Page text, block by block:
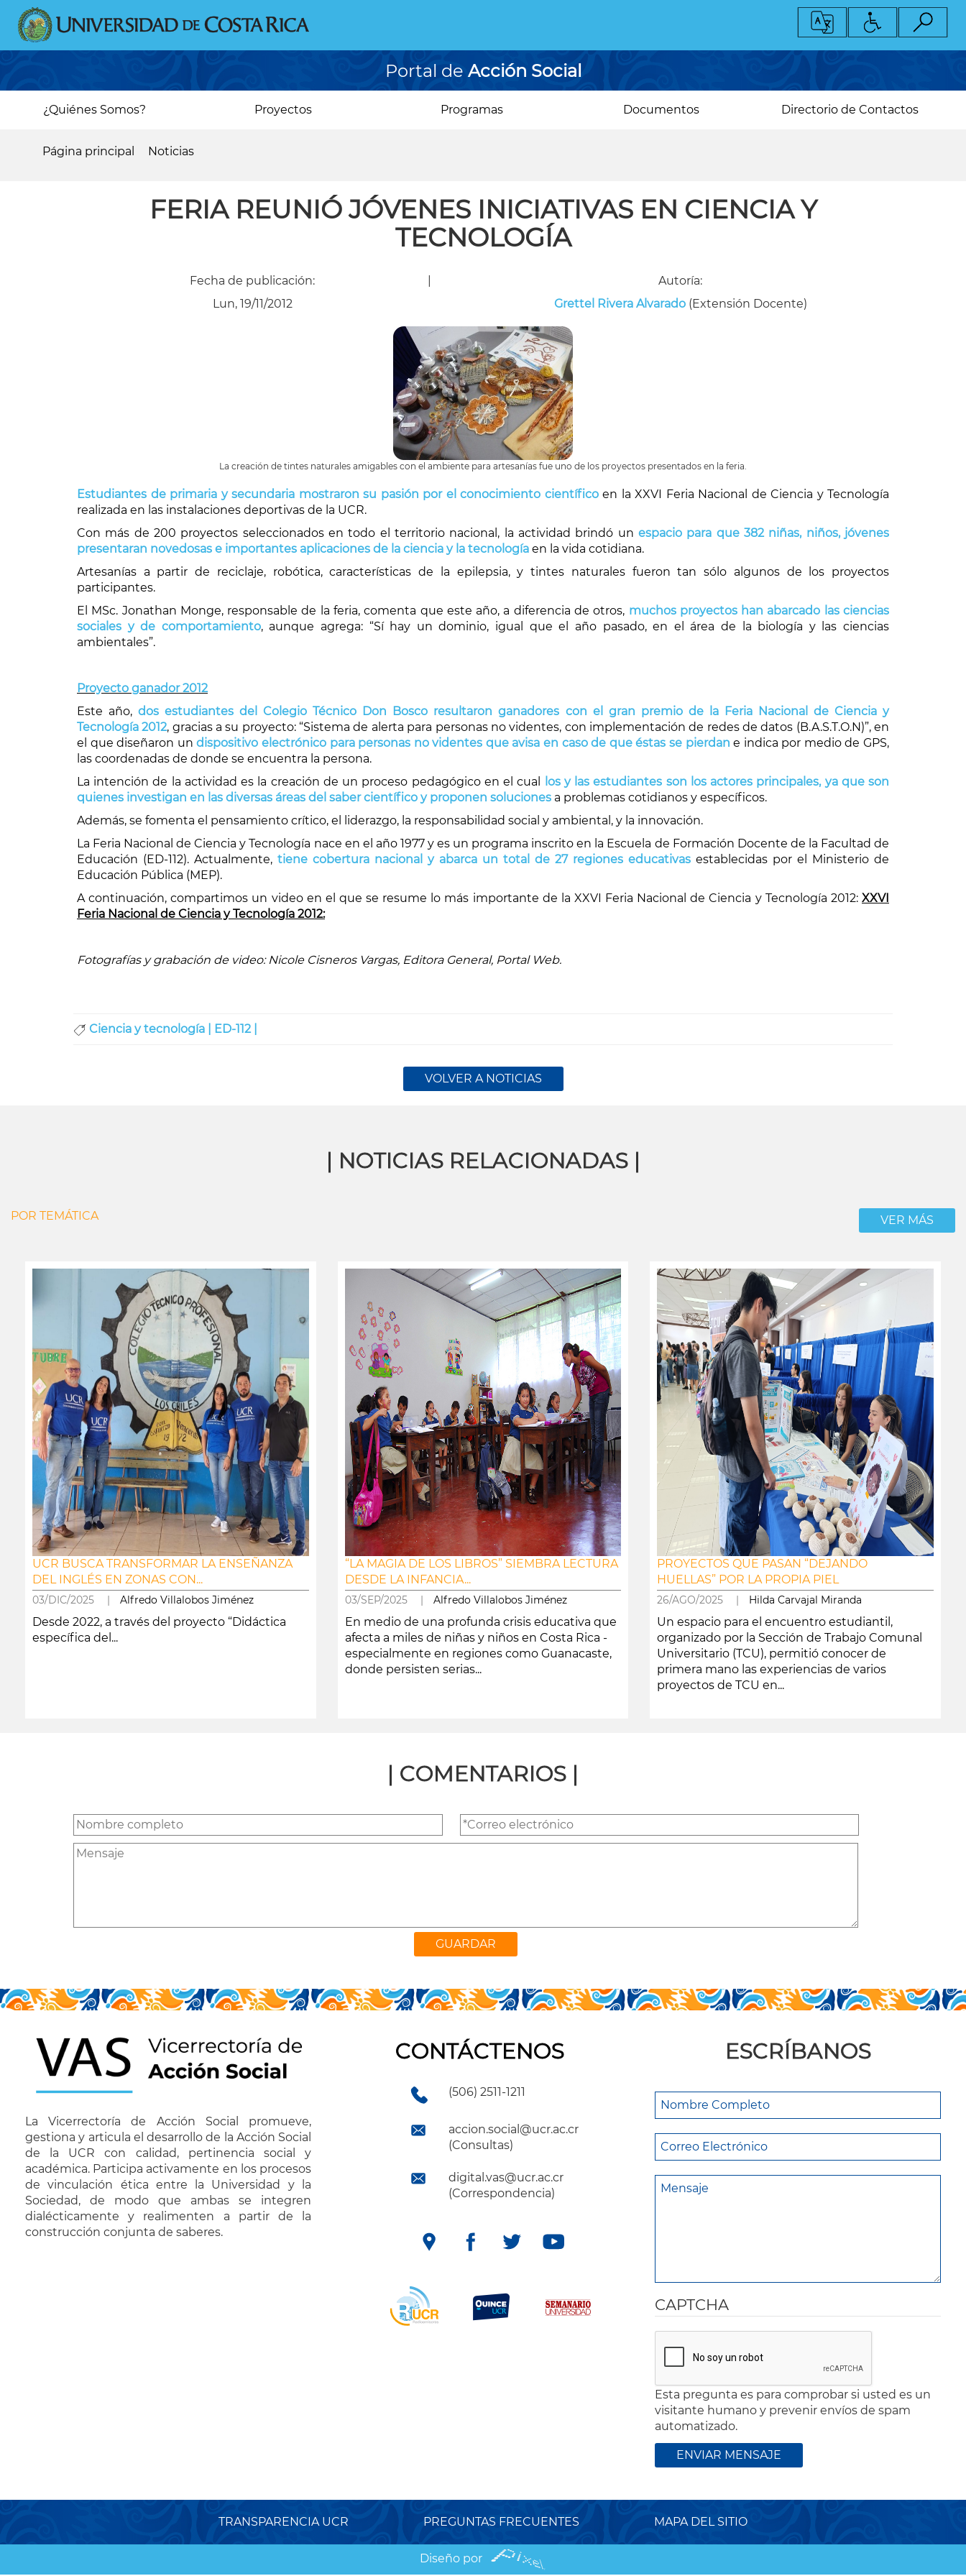
Pasar
contenido
principal
Portal de Acción Social
Main¿Quiénes Somos? Proyectos Programas Documentos Directorio de Contactos
Página principal Noticias
FERIA REUNIÓ JÓVENES INICIATIVAS EN CIENCIA Y
TECNOLOGÍA
Fecha de publicación:
Lun, 19/11/2012
Autoría:
Grettel Rivera Alvarado(Extensión Docente)
La creación de tintes naturales amigables con el ambiente para artesanías fue uno de los proyectos presentados en la feria.
Estudiantes de primaria y secundaria mostraron su pasión por el conocimiento científicoen la XXVI Feria Nacional de Ciencia y Tecnología
realizada en las instalaciones deportivas de la UCR.
Con más de 200 proyectos seleccionados en todo el territorio nacional, la actividad brindó un espacio para que 382 niñas, niños, jóvenes
presentaran novedosas e importantes aplicaciones de la ciencia y la tecnología en la vida cotidiana.
Artesanías a partir de reciclaje, robótica, características de la epilepsia, y tintes naturales fueron tan sólo algunos de los proyectos
participantes.
El MSc. Jonathan Monge, responsable de la feria, comenta que este año, a diferencia de otros, muchos proyectos han abarcado las ciencias
sociales y de comportamiento, aunque agrega: “Sí hay un dominio, igual que el año pasado, en el área de la biología y las ciencias
ambientales”.
Proyecto ganador 2012
Este año,dos estudiantes del Colegio Técnico Don Bosco resultaron ganadores con el gran premio de la Feria Nacional de Ciencia y
Tecnología 2012, gracias a su proyecto: “Sistema de alerta para personas no videntes, con implementación de redes de datos (B.A.S.T.O.N)”, en
el que diseñaron undispositivo electrónico para personas no videntes que avisa en caso de que éstas se pierdan e indica por medio de GPS,
las coordenadas de donde se encuentra la persona.
La intención de la actividad es la creación de un proceso pedagógico en el cual
los y las estudiantes son los actores principales, ya que son
quienes investigan en las diversas áreas del saber científico y proponen soluciones a problemas cotidianos y específicos.
Además, se fomenta el pensamiento crítico, el liderazgo, la responsabilidad social y ambiental, y la innovación.
La Feria Nacional de Ciencia y Tecnología nace en el año 1977 y es un programa inscrito en la Escuela de Formación Docente de la Facultad de
Educación (ED-112). Actualmente, tiene cobertura nacional y abarca un total de 27 regiones educativas establecidas por el Ministerio de
Educación Pública (MEP).
A continuación, compartimos un video en el que se resume lo más importante de la XXVI Feria Nacional de Ciencia y Tecnología 2012: XXVI
Feria Nacional de Ciencia y Tecnología 2012:
Fotografías y grabación de video: Nicole Cisneros Vargas, Editora General, Portal Web.
Ciencia y tecnología | ED-112 |
VOLVER A NOTICIAS
| NOTICIAS RELACIONADAS |
POR TEMÁTICA VER MÁS
UCR BUSCA TRANSFORMAR LA ENSEÑANZA
DEL INGLÉS EN ZONAS CON...
03/DIC/2025 | Alfredo Villalobos Jiménez
Desde 2022, a través del proyecto “Didáctica
específica del...
“LA MAGIA DE LOS LIBROS” SIEMBRA LECTURA
DESDE LA INFANCIA...
03/SEP/2025 | Alfredo Villalobos Jiménez
En medio de una profunda crisis educativa que
afecta a miles de niñas y niños en Costa Rica -
especialmente en regiones como Guanacaste,
donde persisten serias...
PROYECTOS QUE PASAN “DEJANDO
HUELLAS” POR LA PROPIA PIEL
26/AGO/2025 | Hilda Carvajal Miranda
Un espacio para el encuentro estudiantil,
organizado por la Sección de Trabajo Comunal
Universitario (TCU), permitió conocer de
primera mano las experiencias de varios
proyectos de TCU en...
| COMENTARIOS |
La Vicerrectoría de Acción Social promueve,
gestiona y articula el desarrollo de la Acción Social
de la UCR con calidad, pertinencia social y
académica. Participa activamente en los procesos
de vinculación ética entre la Universidad y la
Sociedad, de modo que ambas se integren
dialécticamente y realimenten a partir de la
construcción conjunta de saberes.
CONTÁCTENOS
(506) 2511-1211
accion.social@ucr.ac.cr
(Consultas)
digital.vas@ucr.ac.cr
(Correspondencia)
ESCRÍBANOS
CAPTCHA
Esta pregunta es para comprobar si usted es un
visitante humano y prevenir envíos de spam
automatizado.
TRANSPARENCIA UCR PREGUNTAS FRECUENTES MAPA DEL SITIO
Diseño por